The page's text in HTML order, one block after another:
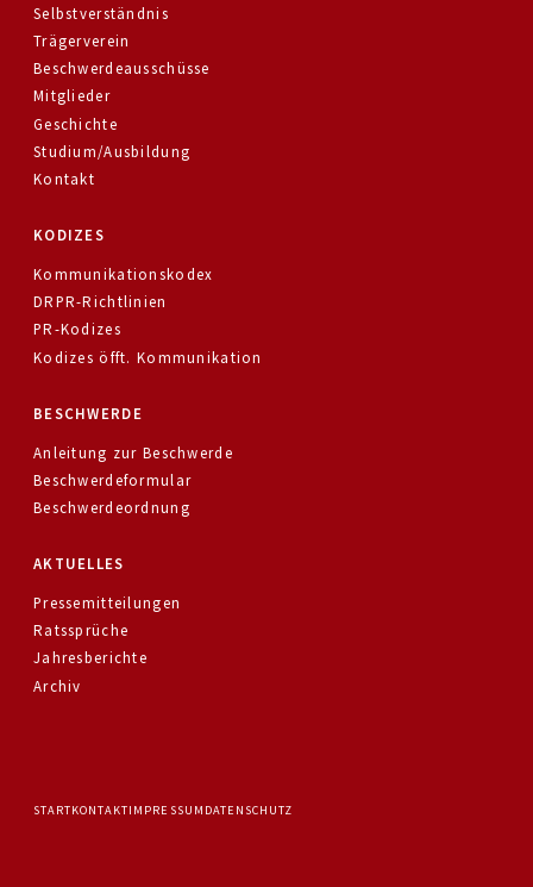
Selbstverständnis
Trägerverein
Beschwerdeausschüsse
Mitglieder
Geschichte
Studium/Ausbildung
Kontakt
KODIZES
Kommunikationskodex
DRPR-Richtlinien
PR-Kodizes
Kodizes öfft. Kommunikation
BESCHWERDE
Anleitung zur Beschwerde
Beschwerdeformular
Beschwerdeordnung
AKTUELLES
Pressemitteilungen
Ratssprüche
Jahresberichte
Archiv
STARTKONTAKTIMPRESSUM DATENSCHUTZ